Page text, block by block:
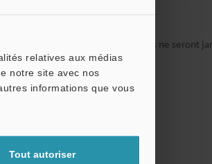
relatives aux médias
notre site avec nos
informations que vous
Tout autoriser
totale : vos informations ne seront